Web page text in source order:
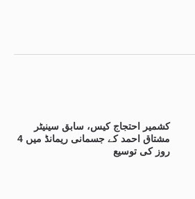
کشمیر احتجاج کیس، سابق سینیٹر
مشتاق احمد کے جسمانی ریمانڈ میں 4
روز کی توسیع